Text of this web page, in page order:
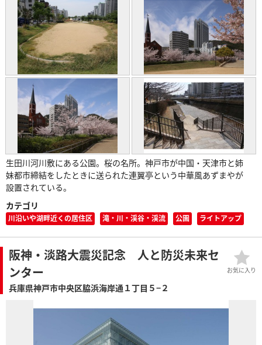
生田川河川敷にある公園。桜の名所。神戸市が中国・天津市と姉
妹都市締結をしたときに送られた連翼亭という中華風あずまやが
設置されている。
カテゴリ
川沿いや湖畔近くの居住区 滝・川・渓谷・渓流 公園 ライトアップ
阪神・淡路大震災記念 人と防災未来セ
ンター
兵庫県神戸市中央区脇浜海岸通１丁目５−２
お気に入り